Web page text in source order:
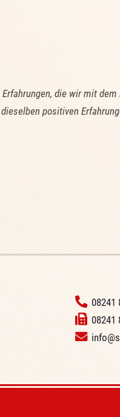
die wir mit
positiven
08241
08241